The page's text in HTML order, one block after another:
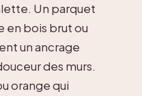
Un parquet
en bois brut ou
un ancrage
des murs.
orange qui